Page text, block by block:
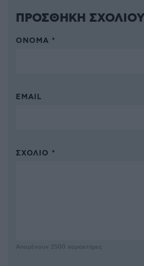
ΠΡΟΣΘΗΚΗ ΣΧΟΛΙΟΥ
ΌΝΟΜΑ *
EMAIL
ΣΧΌΛΙΟ *
Απομένουν 2500 χαρακτήρες